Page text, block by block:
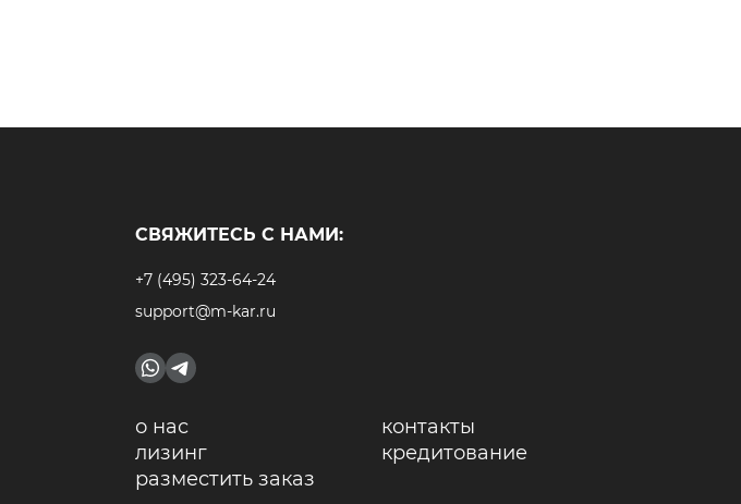
СВЯЖИТЕСЬ С НАМИ:
+7 (495) 323-64-24
support@m-kar.ru
о нас
контакты
лизинг
кредитование
разместить заказ